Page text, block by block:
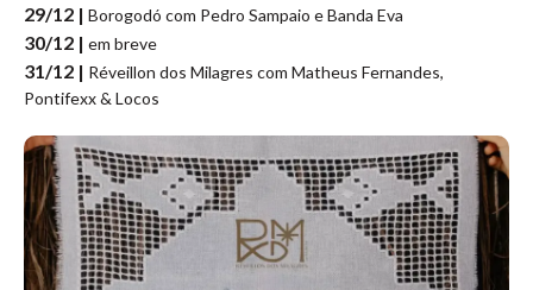
29/12 | Borogodó com Pedro Sampaio e Banda Eva
30/12 | em breve
31/12 | Réveillon dos Milagres com Matheus Fernandes,
Pontifexx & Locos